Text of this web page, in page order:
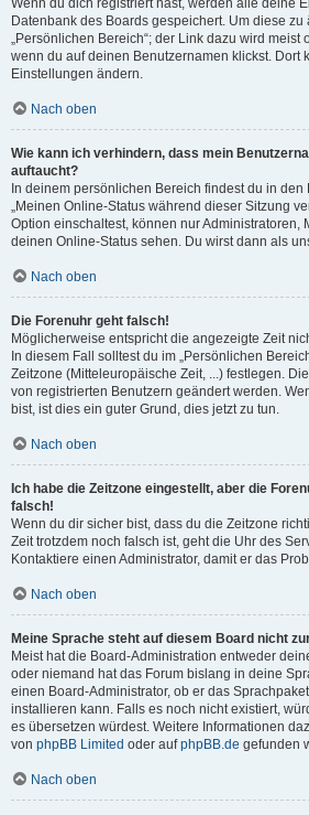
Wenn du dich registriert hast, werden alle deine
Datenbank des Boards gespeichert. Um diese zu
„Persönlichen Bereich“; der Link dazu wird meist
wenn du auf deinen Benutzernamen klickst. Dort
Einstellungen ändern.
Nach oben
Wie kann ich verhindern, dass mein
auftaucht?
In deinem persönlichen Bereich findest du in
„Meinen Online-Status während dieser Sitzung
Option einschaltest, können nur Administratoren,
deinen Online-Status sehen. Du wirst dann als
Nach oben
Die Forenuhr geht falsch!
Möglicherweise entspricht die angezeigte Zeit
In diesem Fall solltest du im „Persönlichen
Zeitzone (Mitteleuropäische Zeit, ...) festlegen.
von registrierten Benutzern geändert werden.
bist, ist dies ein guter Grund, dies jetzt zu tun.
Nach oben
Ich habe die Zeitzone eingestellt, aber die
falsch!
Wenn du dir sicher bist, dass du die Zeitzone
Zeit trotzdem noch falsch ist, geht die Uhr des
Kontaktiere einen Administrator, damit er das
Nach oben
Meine Sprache steht auf diesem Board nicht
Meist hat die Board-Administration entweder
oder niemand hat das Forum bislang in deine
einen Board-Administrator, ob er das
installieren kann. Falls es noch nicht existiert,
es übersetzen würdest. Weitere Informationen
von phpBB Limited oder aufphpBB.de gefunden
Nach oben